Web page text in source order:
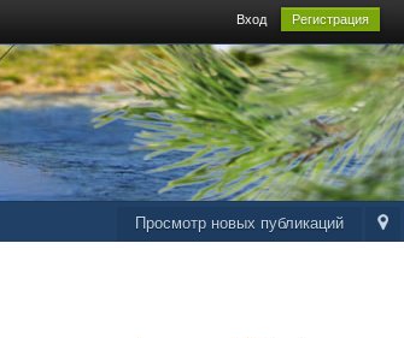
Вход Регистрация
Просмотр новых публикаций